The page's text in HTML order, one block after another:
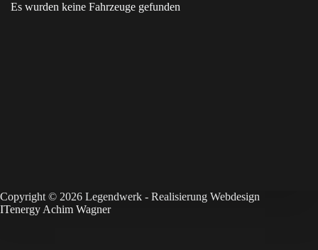
Es wurden keine Fahrzeuge gefunden
Copyright © 2026 Legendwerk - Realisierung Webdesign
ITenergy Achim Wagner